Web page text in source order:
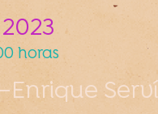
horas